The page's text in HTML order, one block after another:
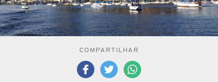
COMPARTILHAR